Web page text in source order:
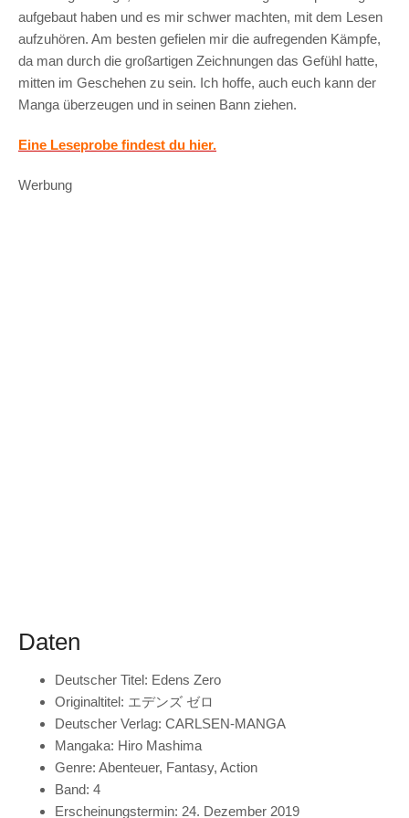
aufgebaut haben und es mir schwer machten, mit dem Lesen
aufzuhören. Am besten gefielen mir die aufregenden Kämpfe,
da man durch die großartigen Zeichnungen das Gefühl hatte,
mitten im Geschehen zu sein. Ich hoffe, auch euch kann der
Manga überzeugen und in seinen Bann ziehen.
Eine Leseprobe findest du hier.
Werbung
Daten
Deutscher Titel: Edens Zero
Originaltitel: エデンズ ゼロ
Deutscher Verlag: CARLSEN-MANGA
Mangaka: Hiro Mashima
Genre: Abenteuer, Fantasy, Action
Band: 4
Erscheinungstermin: 24. Dezember 2019